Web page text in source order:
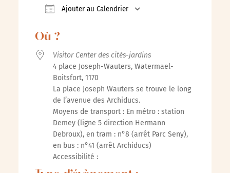
Ajouter au Calendrier
Où ?
Visitor Center des cités-jardins
4 place Joseph-Wauters, Watermael-
Boitsfort, 1170
La place Joseph Wauters se trouve le long
de l’avenue des Archiducs.
Moyens de transport : En métro : station
Demey (ligne 5 direction Hermann
Debroux), en tram : n°8 (arrêt Parc Seny),
en bus : n°41 (arrêt Archiducs)
Accessibilité :